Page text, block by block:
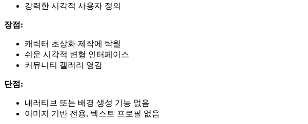
강력한 시각적 사용자 정의
장점:
캐릭터 초상화 제작에 탁월
쉬운 시각적 변형 인터페이스
커뮤니티 갤러리 영감
단점:
내러티브 또는 배경 생성 기능 없음
이미지 기반 전용, 텍스트 프로필 없음